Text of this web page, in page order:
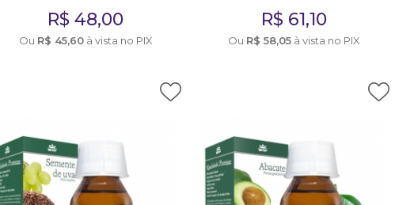
R$48,00
Ou R$ 45,60à vista no PIX
R$ 61,10
Ou R$ 58,05à vista no PIX